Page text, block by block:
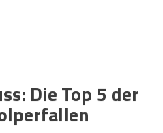
Die Top 5 der